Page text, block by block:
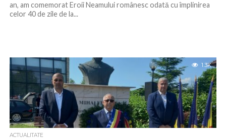
an, am comemorat Eroii Neamului românesc odată cu împlinirea
celor 40 de zile de la...
1.3K
ACTUALITATE